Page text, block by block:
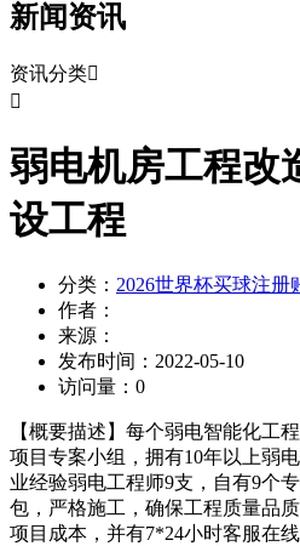
新闻资讯
资讯分类

弱电机房工程改
设工程
分类： 2026世界杯买球注册
作者：
来源：
发布时间： 2022-05-10
访问量： 0
【概要描述】 每个弱电智能化工
项目专案小组，拥有10年以上弱
业经验弱电工程师9支，自有9个
包，严格施工，确保工程质量品
项目成本，并有7*24小时客服在线